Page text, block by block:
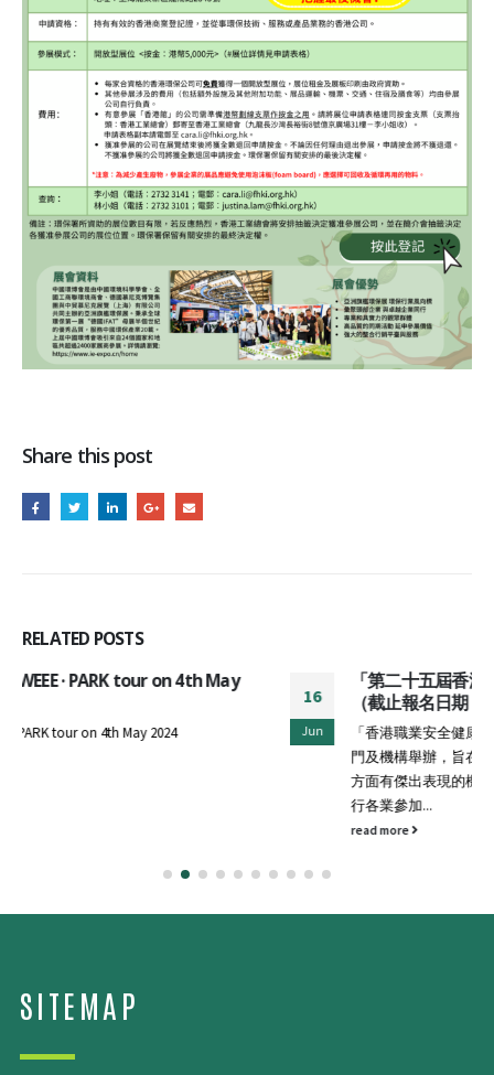
Share this post
RELATED POSTS
Jun
「第二十五屆香港職業安全健康大獎」現正接受報名
「香港職業安全健康大獎」由職安局、勞工處聯同多個政府部
門及機構舉辦，旨在表揚在保障員工安全健康以及推行職安健
方面有傑出表現的機構。今年大獎設有10個獎項類別，歡迎各